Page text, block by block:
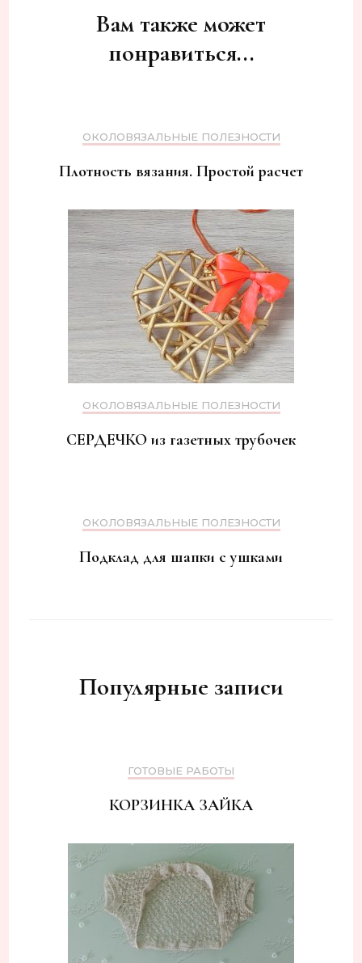
записямВам также может
понравиться...
ОКОЛОВЯЗАЛЬНЫЕ ПОЛЕЗНОСТИ
Плотность вязания. Простой расчет
ОКОЛОВЯЗАЛЬНЫЕ ПОЛЕЗНОСТИ
СЕРДЕЧКО из газетных трубочек
ОКОЛОВЯЗАЛЬНЫЕ ПОЛЕЗНОСТИ
Подклад для шапки с ушками
Популярные записи
ГОТОВЫЕ РАБОТЫ
КОРЗИНКА ЗАЙКА